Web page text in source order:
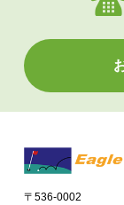
〒536-0002